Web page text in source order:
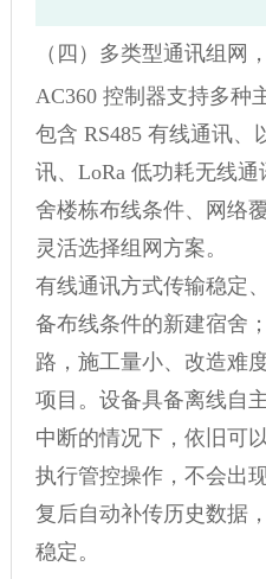
（四）多类型通讯组网
AC360 控制器支持多种
包含 RS485 有线通讯、
讯、LoRa 低功耗无线
舍楼栋布线条件、网络
灵活选择组网方案。
有线通讯方式传输稳定
备布线条件的新建宿舍
路，施工量小、改造难
项目。设备具备离线自
中断的情况下，依旧可
执行管控操作，不会出
复后自动补传历史数据
稳定。